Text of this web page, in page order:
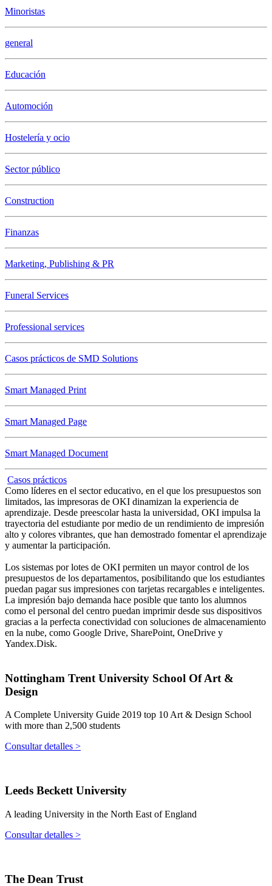
Minoristas
general
Educación
Automoción
Hostelería y ocio
Sector público
Construction
Finanzas
Marketing, Publishing & PR
Funeral Services
Professional services
Casos prácticos de SMD Solutions
Smart Managed Print
Smart Managed Page
Smart Managed Document
Casos prácticos
Como líderes en el sector educativo, en el que los presupuestos son
limitados, las impresoras de OKI dinamizan la experiencia de
aprendizaje. Desde preescolar hasta la universidad, OKI impulsa la
trayectoria del estudiante por medio de un rendimiento de impresión
alto y colores vibrantes, que han demostrado fomentar el aprendizaje
y aumentar la participación.
Los sistemas por lotes de OKI permiten un mayor control de los
presupuestos de los departamentos, posibilitando que los estudiantes
puedan pagar sus impresiones con tarjetas recargables e inteligentes.
La impresión bajo demanda hace posible que tanto los alumnos
como el personal del centro puedan imprimir desde sus dispositivos
gracias a la perfecta conectividad con soluciones de almacenamiento
en la nube, como Google Drive, SharePoint, OneDrive y
Yandex.Disk.
Nottingham Trent University School Of Art &
Design
A Complete University Guide 2019 top 10 Art & Design School
with more than 2,500 students
Consultar detalles >
Leeds Beckett University
A leading University in the North East of England
Consultar detalles >
The Dean Trust